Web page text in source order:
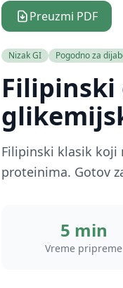
Preuzmi PDF
Nizak GI Pogodno za
Filipinski
Filipinski klasik koji
proteinima. Gotov
5 min
Vreme pripreme